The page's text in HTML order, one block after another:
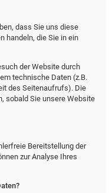
dass Sie uns diese
handeln, die Sie in ein
der Website durch
technische Daten (z.B.
des Seitenaufrufs). Die
sobald Sie unsere Website
Bereitstellung der
zur Analyse Ihres